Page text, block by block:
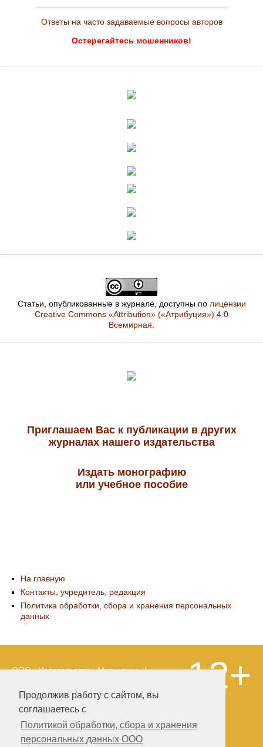
Продолжив работу с сайтом, вы
соглашаетесь с
Политикой обработки, сбора и хранения
персональных данных ООО
Ответы на часто задаваемые вопросы авторов
Остерегайтесь мошенников!
Статьи, опубликованные в журнале, доступны по лицензии
Creative Commons «Attribution» («Атрибуция») 4.0
Всемирная.
Приглашаем Вас к публикации в других
журналах нашего издательства
Издать монографию
или учебное пособие
На главную
Контакты, учредитель, редакция
Политика обработки, сбора и хранения персональных
данных
ООО «Издательство «Мир науки» \
LLC Материалы, размещенные на сайте,
охраняются Законом о защите авторских
прав. Публикация любых материалов
этого сайта запрещена без
предварительного согласования с
издательством. Авторские права на
12+